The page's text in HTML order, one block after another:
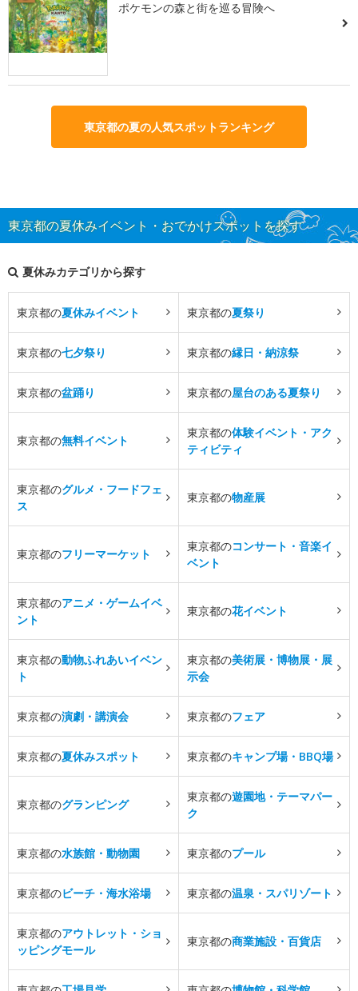
ポケモンの森と街を巡る冒険へ
東京都の夏の人気スポットランキング
東京都の夏休みイベント・おでかけスポットを探す
夏休みカテゴリから探す
東京都の夏休みイベント 東京都の夏祭り
東京都の七夕祭り 東京都の縁日・納涼祭
東京都の盆踊り 東京都の屋台のある夏祭り
東京都の無料イベント
東京都の体験イベント・アク
ティビティ
東京都のグルメ・フードフェ
ス
東京都の物産展
東京都のフリーマーケット
東京都のコンサート・音楽イ
ベント
東京都のアニメ・ゲームイベ
ント
東京都の花イベント
東京都の動物ふれあいイベン
ト
東京都の美術展・博物展・展
示会
東京都の演劇・講演会 東京都のフェア
東京都の夏休みスポット 東京都のキャンプ場・BBQ場
東京都のグランピング
東京都の遊園地・テーマパー
ク
東京都の水族館・動物園 東京都のプール
東京都のビーチ・海水浴場 東京都の温泉・スパリゾート
東京都のアウトレット・ショ
ッピングモール
東京都の商業施設・百貨店